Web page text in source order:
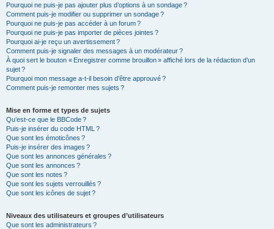
Pourquoi ne puis-je pas ajouter plus d’options à un sondage ?
Comment puis-je modifier ou supprimer un sondage ?
Pourquoi ne puis-je pas accéder à un forum ?
Pourquoi ne puis-je pas importer de pièces jointes ?
Pourquoi ai-je reçu un avertissement ?
Comment puis-je signaler des messages à un modérateur ?
À quoi sert le bouton « Enregistrer comme brouillon » affiché lors de la rédaction d’un
sujet ?
Pourquoi mon message a-t-il besoin d’être approuvé ?
Comment puis-je remonter mes sujets ?
Mise en forme et types de sujets
Qu’est-ce que le BBCode ?
Puis-je insérer du code HTML ?
Que sont les émoticônes ?
Puis-je insérer des images ?
Que sont les annonces générales ?
Que sont les annonces ?
Que sont les notes ?
Que sont les sujets verrouillés ?
Que sont les icônes de sujet ?
Niveaux des utilisateurs et groupes d’utilisateurs
Que sont les administrateurs ?